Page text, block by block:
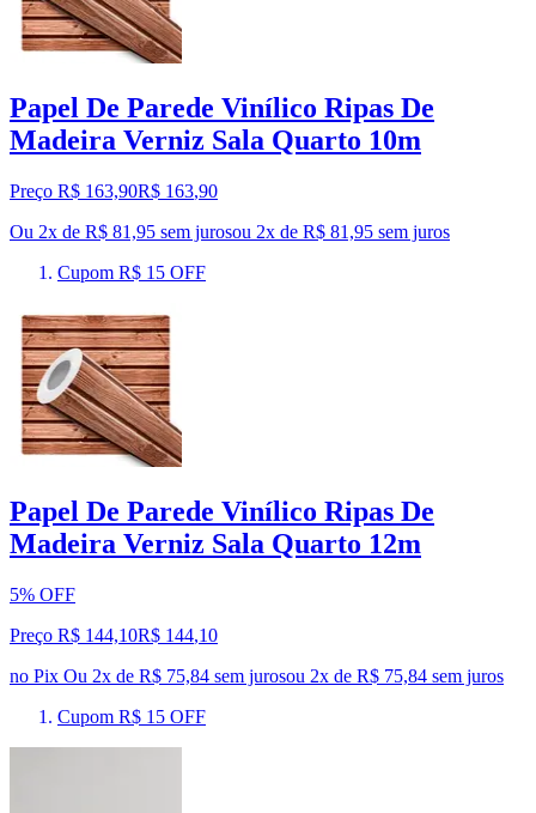
Papel De Parede Vinílico Ripas De
Madeira Verniz Sala Quarto 10m
Preço R$ 163,90R$ 163,90
Ou 2x de R$ 81,95 sem jurosou 2x de R$ 81,95 sem juros
Cupom R$ 15 OFF
Papel De Parede Vinílico Ripas De
Madeira Verniz Sala Quarto 12m
5% OFF
Preço R$ 144,10R$ 144,10
no Pix Ou 2x de R$ 75,84 sem jurosou 2x de R$ 75,84 sem juros
Cupom R$ 15 OFF